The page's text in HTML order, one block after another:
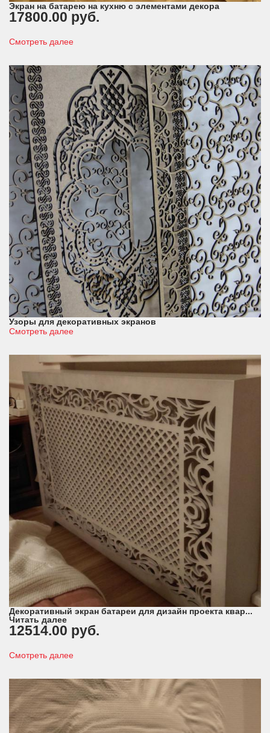
Экран на батарею на кухню с элементами декора
17800.00 руб.
Смотреть далее
Узоры для декоративных экранов
Смотреть далее
Декоративный экран батареи для дизайн проекта квар...
Читать далее
12514.00 руб.
Смотреть далее